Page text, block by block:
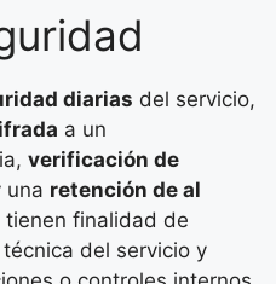
diarias del servicio,
a un
verificación de
una retención de al
tienen finalidad de
del servicio y